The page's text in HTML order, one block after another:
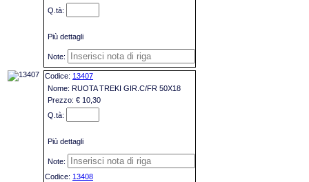
Più dettagli
13407
RUOTA TREKI GIR.C/FR 50X18
€ 10,30
Più dettagli
13408